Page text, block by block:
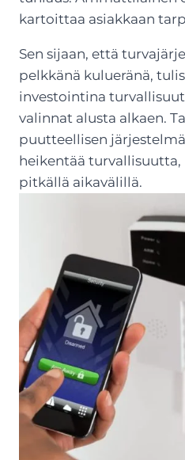
kartoittaa asiakkaan
Sen sijaan, että
pelkkänä kulueränä,
investointina
valinnat alusta alkaen.
puutteellisen
heikentää
pitkällä aikavälillä.